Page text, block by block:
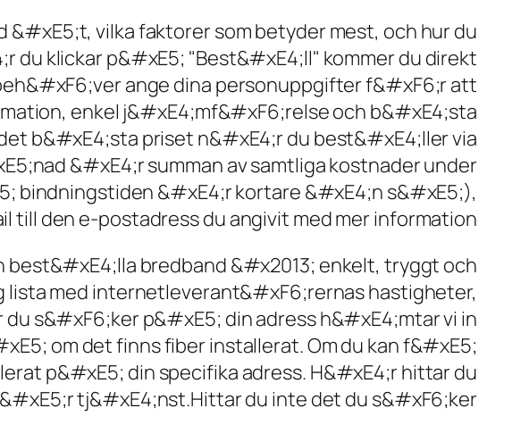
vilka faktorer som betyder mest, och hur du
klickar p&#xE5; "Best&#xE4;ll" kommer du direkt
ange dina personuppgifter f&#xF6;r att
enkel j&#xE4;mf&#xF6;relse och b&#xE4;sta
b&#xE4;sta priset n&#xE4;r du best&#xE4;ller via
&#xE4;r summan av samtliga kostnader under
bindningstiden &#xE4;r kortare &#xE4;n s&#xE5;),
den e-postadress du angivit med mer information.
bredband &#x2013; enkelt, tryggt och
med internetleverant&#xF6;rernas hastigheter,
s&#xF6;ker p&#xE5; din adress h&#xE4;mtar vi in
om det finns fiber installerat. Om du kan f&#xE5;
p&#xE5; din specifika adress. H&#xE4;r hittar du
tj&#xE4;nst.Hittar du inte det du s&#xF6;ker?